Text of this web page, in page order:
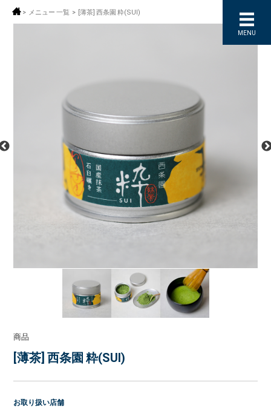
> メニュー 一覧 > [薄茶] 西条園 粋(SUI)
商品
[薄茶] 西条園 粋(SUI)
お取り扱い店舗
MENU